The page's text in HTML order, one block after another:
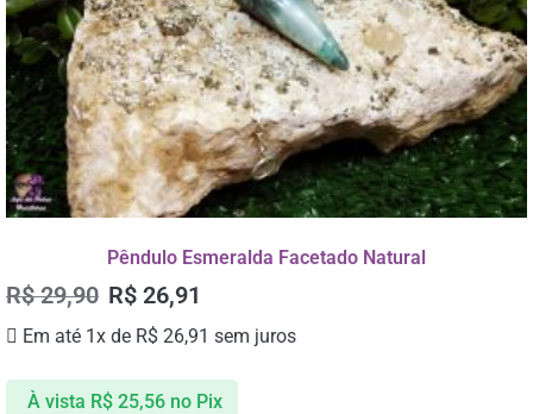
Pêndulo Esmeralda Facetado Natural
R$29,90 R$ 26,91
Em até 1x de R$ 26,91 sem juros
À vista R$25,56 no Pix